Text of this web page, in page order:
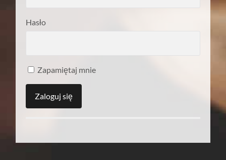
Hasło
Zapamiętaj mnie